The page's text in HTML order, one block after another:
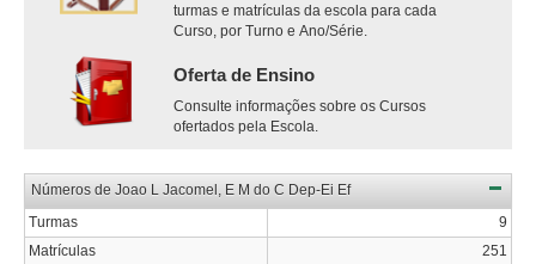
turmas e matrículas da escola para cada
Curso, por Turno e Ano/Série.
Oferta de Ensino
Consulte informações sobre os Cursos
ofertados pela Escola.
Números de Joao L Jacomel, E M do C Dep-Ei Ef
Turmas
9
Matrículas
251